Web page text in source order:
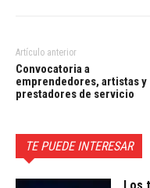
Artículo anterior
Convocatoria a
emprendedores, artistas y
prestadores de servicio
TE PUEDE INTERESAR